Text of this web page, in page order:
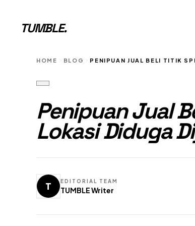
TUMBLE.
HOME BLOG PENIPUAN JUAL BELI TITIK
Penipuan Jual
Lokasi Diduga
T EDITORIAL TEAM
TUMBLE Writer